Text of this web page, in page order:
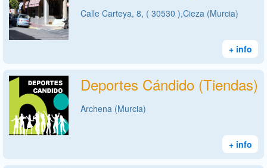
Calle Carteya, 8, ( 30530 ),Cieza (Murcia)
+ info
Deportes Cándido (Tiendas)
Archena (Murcia)
+ info